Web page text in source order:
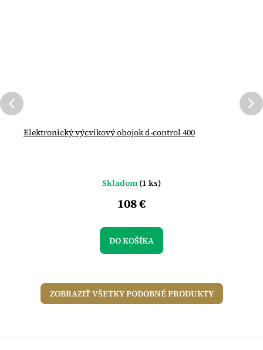
Elektronický výcvikový obojok d-control 400
Skladom (1 ks)
108 €
DO KOŠÍKA
ZOBRAZIŤ VŠETKY PODOBNÉ PRODUKTY